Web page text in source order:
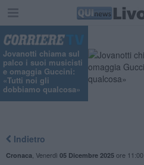
Jovanotti chiama sul
palco i suoi musicisti
e omaggia Guccini:
«Tutti noi gli
dobbiamo qualcosa»
Indietro
Cronaca Venerdì 05 Dicembre 2025ore 11:00